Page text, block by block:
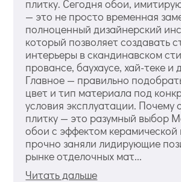
плитку. Сегодня обои,
— это не просто временная
полноценный дизайнерский
который позволяет создавать
интерьеры в скандинавском
провансе, баухаусе, хай-теке и
Главное — правильно
цвет и тип материала под
условия эксплуатации. Почему
плитку — это разумный выбор
обои с эффектом керамической
прочно заняли лидирующие
рынке отделочных мат...
Читать дальше